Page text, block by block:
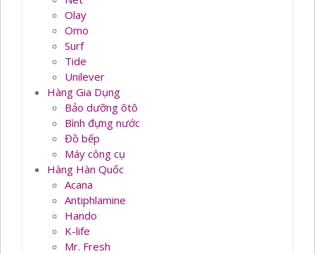
Olay
Omo
Surf
Tide
Unilever
Hàng Gia Dụng
Bảo dưỡng ôtô
Bình đựng nước
Đồ bếp
Máy công cụ
Hàng Hàn Quốc
Acana
Antiphlamine
Hando
K-life
Mr. Fresh